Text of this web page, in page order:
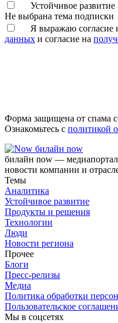
Устойчивое развитие
Не выбрана тема подписки
Я выражаю согласие
данных и согласие на
Форма защищена от спама
Ознакомьтесь с политикой
билайн now
билайн now —
новости компании и
Темы
Аналитика
Устойчивое развитие
Продукты и решения
Технологии
Люди
Новости региона
Прочее
Блоги
Пресс-релизы
Медиа
Политика обработки
Пользовательское
Мы в соцсетях